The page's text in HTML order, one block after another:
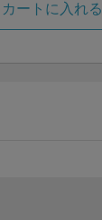
カートに入れる